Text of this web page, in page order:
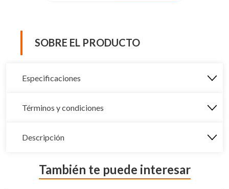
SOBRE EL PRODUCTO
Especificaciones
Términos y condiciones
Descripción
También te puede interesar